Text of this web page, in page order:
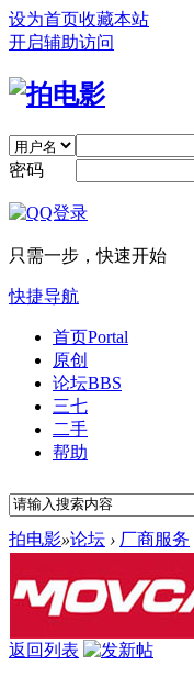
设为首页收藏本站
开启辅助访问
密码
只需一步，快速开始
快捷导航
首页Portal
原创
论坛BBS
三七
二手
帮助
拍电影»论坛 › 厂商服务
返回列表